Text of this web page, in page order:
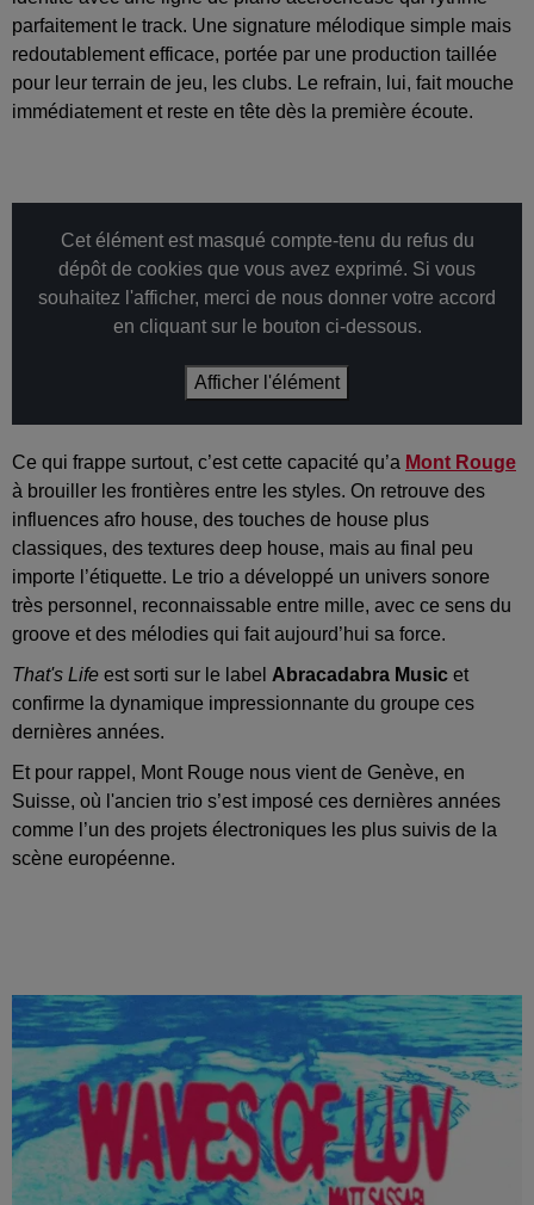
parfaitement le track. Une signature mélodique simple mais
redoutablement efficace, portée par une production taillée
pour leur terrain de jeu, les clubs. Le refrain, lui, fait mouche
immédiatement et reste en tête dès la première écoute.
Cet élément est masqué compte-tenu du refus du
dépôt de cookies que vous avez exprimé. Si vous
souhaitez l'afficher, merci de nous donner votre accord
en cliquant sur le bouton ci-dessous.
Afficher l'élément
Ce qui frappe surtout, c’est cette capacité qu’a Mont Rouge
à brouiller les frontières entre les styles. On retrouve des
influences afro house, des touches de house plus
classiques, des textures deep house, mais au final peu
importe l’étiquette. Le trio a développé un univers sonore
très personnel, reconnaissable entre mille, avec ce sens du
groove et des mélodies qui fait aujourd’hui sa force.
That's Life est sorti sur le label Abracadabra Music et
confirme la dynamique impressionnante du groupe ces
dernières années.
Et pour rappel, Mont Rouge nous vient de Genève, en
Suisse, où l'ancien trio s’est imposé ces dernières années
comme l’un des projets électroniques les plus suivis de la
scène européenne.